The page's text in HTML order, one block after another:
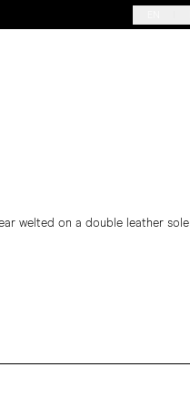
welted on a double leather sole